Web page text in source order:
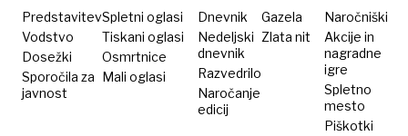
Predstavitev
Vodstvo
Dosežki
Sporočila za
javnost
Spletni oglasi
Tiskani oglasi
Osmrtnice
Mali oglasi
Dnevnik
Nedeljski
dnevnik
Razvedrilo
Naročanje
edicij
Gazela
Zlata nit
Naročniški
Akcije in
nagradne
igre
Spletno
mesto
Piškotki